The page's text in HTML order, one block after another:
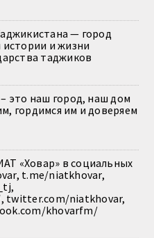
— город
истории и жизни
таджиков
это наш город, наш дом
гордимся им и доверяем
«Ховар» в социальных
t.me/niatkhovar,
twitter.com/niatkhovar,
khovarfm/